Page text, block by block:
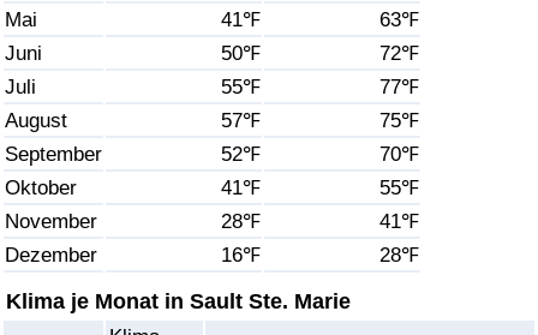
Mai
41℉
63℉
Juni
50℉
72℉
Juli
55℉
77℉
August
57℉
75℉
September
52℉
70℉
Oktober
41℉
55℉
November
28℉
41℉
Dezember
16℉ 28℉
Klima je Monat in Sault Ste. Marie
Kriminalitäts-Index (aktuell)
Kriminalitäts-Index
Kriminalitätsindex nach Land
Gesundheitsversorgung
Gesundheitsversorgungs-Index (aktuell)